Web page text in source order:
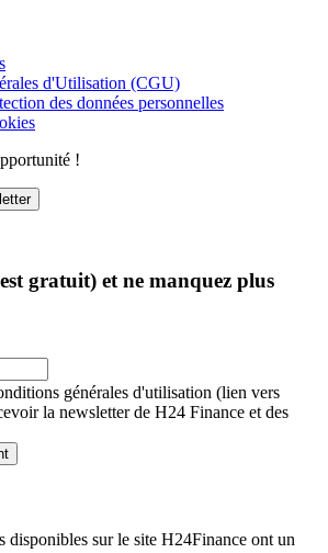
d'Utilisation (CGU)
des données personnelles
!
gratuit) et ne manquez plus
générales d'utilisation (lien vers
la newsletter de H24 Finance et des
disponibles sur le site H24Finance ont un